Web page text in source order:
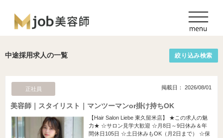
中途採用求人の一覧 絞り込み検索
正社員 掲載日： 2026/08/01
美容師｜スタイリスト｜マンツーマンor掛け持ちOK
【Hair Salon Liebe 東久留米店】 ★この求人の魅
力★ ☆サロン見学大歓迎 ☆月8日～9日休み＆年
間休日105日 ☆土日休みもOK（月2日まで） ☆保